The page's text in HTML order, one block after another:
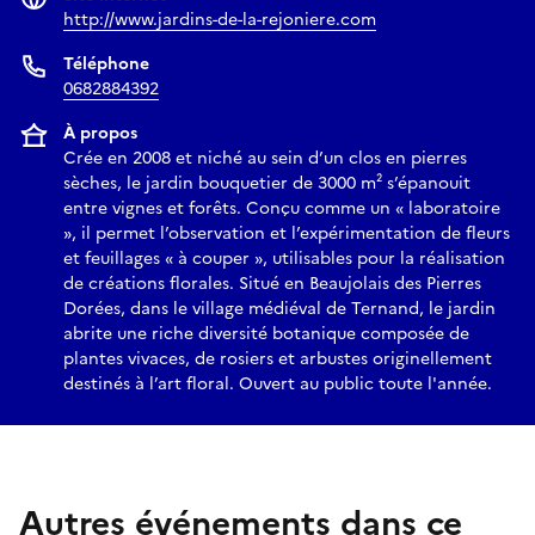
géométrique strict met en valeur la diversité de hauteurs,
textures, floraison, feuillages, ports, et la mobilité au gré des
vents.
La roseraie s’exprime en toutes saisons par ses variétés de
roses remontantes parfumées et aux fruits décoratifs.
Le boudoir est une pièce de fraîcheur et d’intimité. Cette
allégorie de sous- bois frais abrite une fontaine et des
plantes d’ombre aux feuillages verdoyants.
Le jardin sillonné par son chemin en pierres dorées est
d’inspiration alpino-méditerranéenne. Il est composé de
partie d’un décor. Vous découvrirez par ce biais, en laissant
http://www.jardins-de-la-rejoniere.com
Téléphone
0682884392
À propos
Crée en 2008 et niché au sein d’un clos en pierres
sèches, le jardin bouquetier de 3000 m² s’épanouit
entre vignes et forêts. Conçu comme un « laboratoire
», il permet l’observation et l’expérimentation de fleurs
et feuillages « à couper », utilisables pour la réalisation
de créations florales. Situé en Beaujolais des Pierres
Dorées, dans le village médiéval de Ternand, le jardin
abrite une riche diversité botanique composée de
plantes vivaces, de rosiers et arbustes originellement
destinés à l’art floral. Ouvert au public toute l'année.
Autres événements dans ce